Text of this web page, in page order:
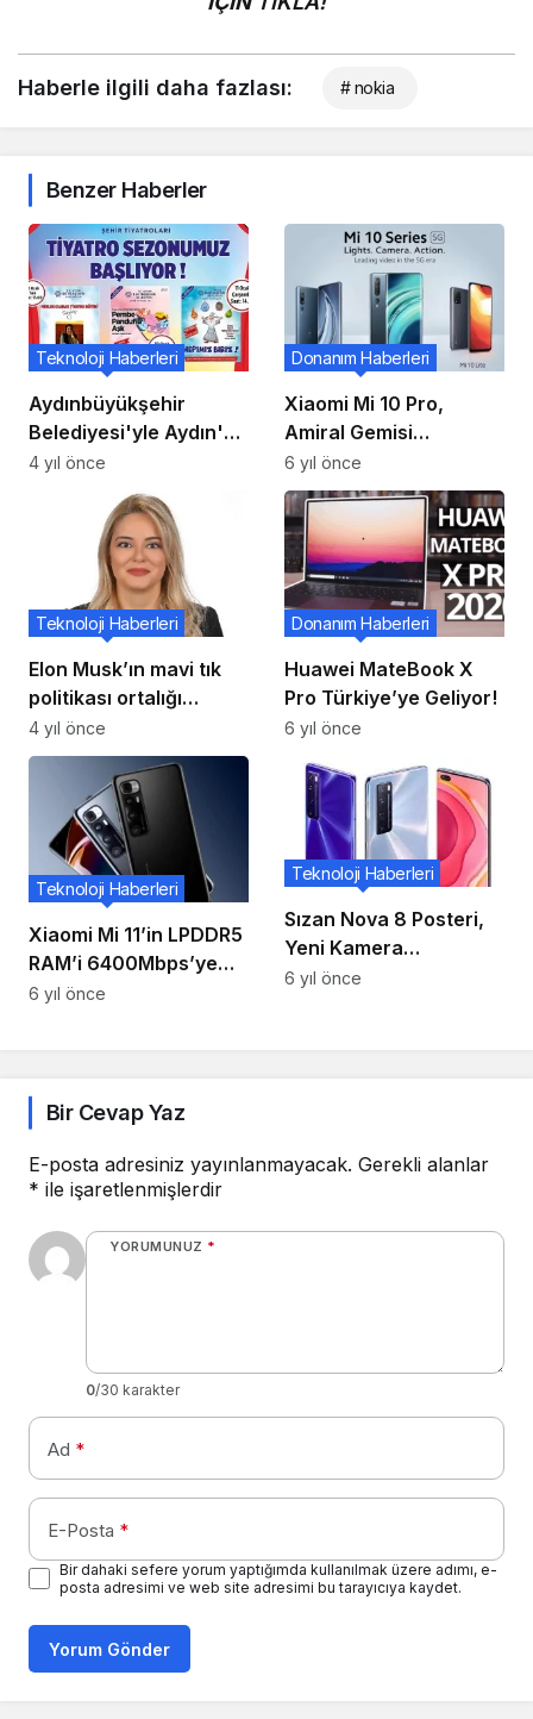
Haberle ilgili daha fazlası: # nokia
Benzer Haberler
Aydınbüyükşehir
Belediyesi'yle Aydın'da
Tiyatro Zamanı
Teknoloji Haberleri
4 yıl önce
Xiaomi Mi 10 Pro,
Amiral Gemisi
Cihazlarla Yarışamadı!
Donanım Haberleri
6 yıl önce
Elon Musk’ın mavi tık
politikası ortalığı
karıştırdı
Teknoloji Haberleri
4 yıl önce
Huawei MateBook X
Pro Türkiye’ye Geliyor!
Donanım Haberleri
6 yıl önce
Xiaomi Mi 11’in LPDDR5
RAM’i 6400Mbps’ye
kadar bellek hızlarına
Teknoloji Haberleri
6 yıl önce
Sızan Nova 8 Posteri,
Yeni Kamera
Tasarımına İyi Bir Bakış
Teknoloji Haberleri
6 yıl önce
Bir Cevap Yaz
E-posta adresiniz yayınlanmayacak. Gerekli alanlar
* ile işaretlenmişlerdir
YORUMUNUZ *
0/30 karakter
Ad *
E-Posta *
Bir dahaki sefere yorum yaptığımda kullanılmak üzere adımı, e-
posta adresimi ve web site adresimi bu tarayıcıya kaydet.
Yorum Gönder